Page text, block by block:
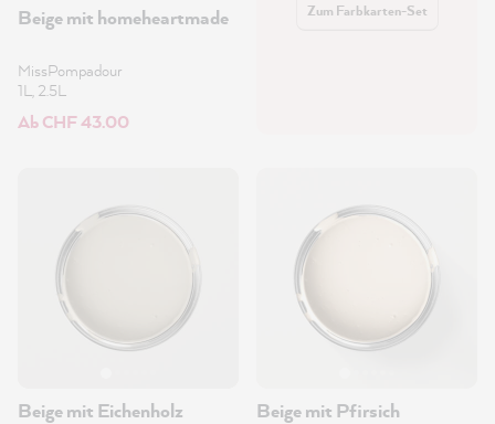
Beige mit homeheartmade
MissPompadour
1L, 2.5L
Ab CHF 43.00
Zum Farbkarten-Set
Beige mit Eichenholz Beige mit Pfirsich